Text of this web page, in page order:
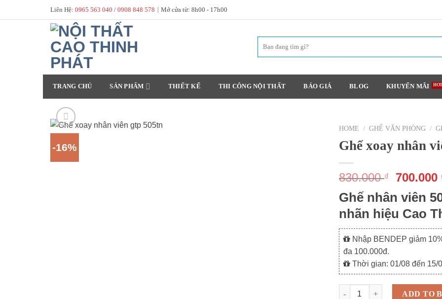
to
Liên Hệ: 0965 563 040 / 0908 848 578 | Mở cửa từ: 8h00 - 17h00
TRANG CHỦ SẢN PHẨM THIẾT KẾ THI CÔNG NỘI THẤT BÁO GIÁ BLOG KHUYẾN MÃI
-16%
HOME / GHẾ VĂN PHÒNG /
Ghế xoay nhân
830.000₫ 700.000
Ghế nhân viên
nhãn hiệu Cao
Nhập BENDEP giảm
đa 100.000đ.
Thời gian: 01/08 đến 15/
Quantity
ADD TO